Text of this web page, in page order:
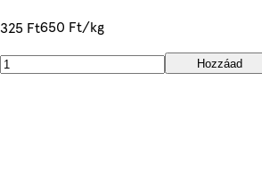
325 Ft650 Ft/kg
Hozzáad